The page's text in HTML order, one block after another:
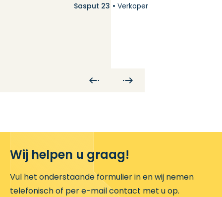
Sasput 23 Verkoper
Wij helpen u graag!
Vul het onderstaande formulier in en wij nemen
telefonisch of per e-mail contact met u op.